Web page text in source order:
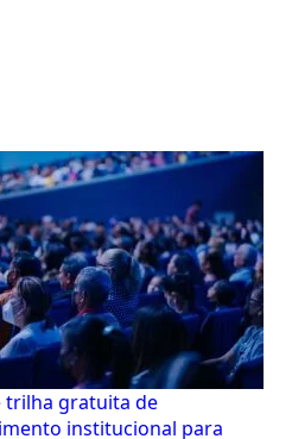
trilha gratuita de
institucional para